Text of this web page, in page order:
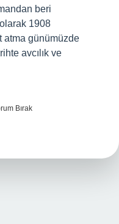
beri
1908
atma günümüzde
avcılık ve
Bırak